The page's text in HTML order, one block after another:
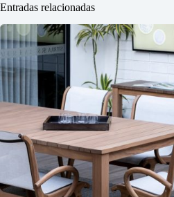
Entradas relacionadas